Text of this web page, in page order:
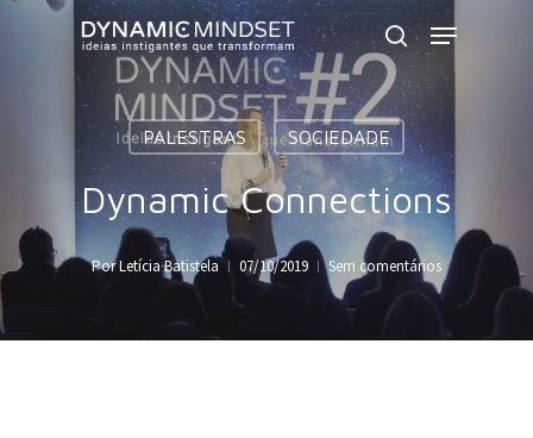
search
Menu
PALESTRAS SOCIEDADE
Dynamic Connections
PorLetícia Batistela 07/10/2019 Sem comentários